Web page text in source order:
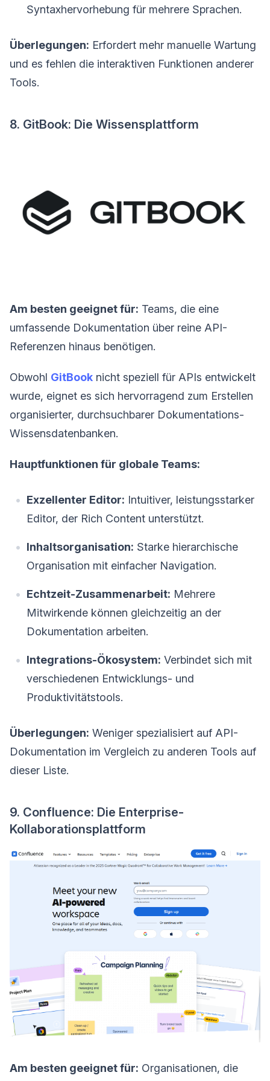
Syntaxhervorhebung für mehrere Sprachen.
Überlegungen: Erfordert mehr manuelle Wartung
und es fehlen die interaktiven Funktionen anderer
Tools.
8. GitBook: Die Wissensplattform
Am besten geeignet für: Teams, die eine
umfassende Dokumentation über reine API-
Referenzen hinaus benötigen.
Obwohl GitBook nicht speziell für APIs entwickelt
wurde, eignet es sich hervorragend zum Erstellen
organisierter, durchsuchbarer Dokumentations-
Wissensdatenbanken.
Hauptfunktionen für globale Teams:
Exzellenter Editor: Intuitiver, leistungsstarker
Editor, der Rich Content unterstützt.
Inhaltsorganisation: Starke hierarchische
Organisation mit einfacher Navigation.
Echtzeit-Zusammenarbeit: Mehrere
Mitwirkende können gleichzeitig an der
Dokumentation arbeiten.
Integrations-Ökosystem: Verbindet sich mit
verschiedenen Entwicklungs- und
Produktivitätstools.
Überlegungen: Weniger spezialisiert auf API-
Dokumentation im Vergleich zu anderen Tools auf
dieser Liste.
9. Confluence: Die Enterprise-
Kollaborationsplattform
Am besten geeignet für: Organisationen, die